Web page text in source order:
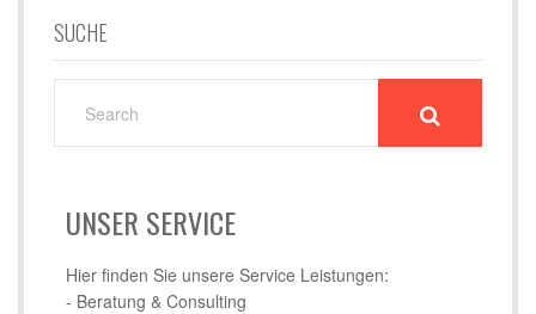
SUCHE
UNSER SERVICE
Hier finden Sie unsere Service Leistungen:
- Beratung & Consulting